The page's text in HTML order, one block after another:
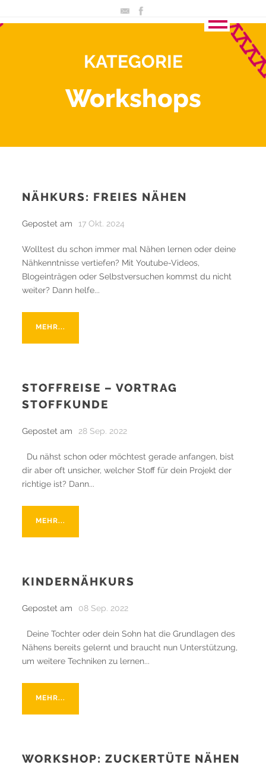
KATEGORIE
Workshops
NÄHKURS: FREIES NÄHEN
Gepostet am 17 Okt. 2024
Wolltest du schon immer mal Nähen lernen oder deine
Nähkenntnisse vertiefen? Mit Youtube-Videos,
Blogeinträgen oder Selbstversuchen kommst du nicht
weiter? Dann helfe...
MEHR...
STOFFREISE – VORTRAG
STOFFKUNDE
Gepostet am 28 Sep. 2022
Du nähst schon oder möchtest gerade anfangen, bist
dir aber oft unsicher, welcher Stoff für dein Projekt der
richtige ist? Dann...
MEHR...
KINDERNÄHKURS
Gepostet am 08 Sep. 2022
Deine Tochter oder dein Sohn hat die Grundlagen des
Nähens bereits gelernt und braucht nun Unterstützung,
um weitere Techniken zu lernen...
MEHR...
WORKSHOP: ZUCKERTÜTE NÄHEN